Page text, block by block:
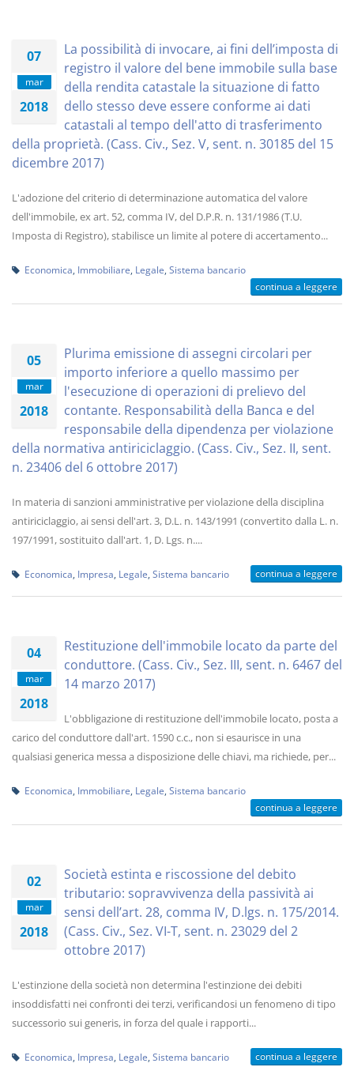
07
mar
2018
La possibilità di invocare, ai fini dell’imposta di
registro il valore del bene immobile sulla base
della rendita catastale la situazione di fatto
dello stesso deve essere conforme ai dati
catastali al tempo dell'atto di trasferimento
della proprietà. (Cass. Civ., Sez. V, sent. n. 30185 del 15
dicembre 2017)
L'adozione del criterio di determinazione automatica del valore
dell'immobile, ex art. 52, comma IV, del D.P.R. n. 131/1986 (T.U.
Imposta di Registro), stabilisce un limite al potere di accertamento...
Economica Immobiliare Legale Sistema bancario
continua a leggere
05
mar
2018
Plurima emissione di assegni circolari per
importo inferiore a quello massimo per
l'esecuzione di operazioni di prelievo del
contante. Responsabilità della Banca e del
responsabile della dipendenza per violazione
della normativa antiriciclaggio. (Cass. Civ., Sez. II, sent.
n. 23406 del 6 ottobre 2017)
In materia di sanzioni amministrative per violazione della disciplina
antiriciclaggio, ai sensi dell'art. 3, D.L. n. 143/1991 (convertito dalla L. n.
197/1991, sostituito dall'art. 1, D. Lgs. n....
Economica Impresa Legale Sistema bancario continua a leggere
04
mar
2018
Restituzione dell'immobile locato da parte del
conduttore. (Cass. Civ., Sez. III, sent. n. 6467 del
14 marzo 2017)
L'obbligazione di restituzione dell'immobile locato, posta a
carico del conduttore dall'art. 1590 c.c., non si esaurisce in una
qualsiasi generica messa a disposizione delle chiavi, ma richiede, per...
Economica Immobiliare Legale Sistema bancario
continua a leggere
02
mar
2018
Società estinta e riscossione del debito
tributario: sopravvivenza della passività ai
sensi dell’art. 28, comma IV, D.lgs. n. 175/2014.
(Cass. Civ., Sez. VI-T, sent. n. 23029 del 2
ottobre 2017)
L'estinzione della società non determina l'estinzione dei debiti
insoddisfatti nei confronti dei terzi, verificandosi un fenomeno di tipo
successorio sui generis, in forza del quale i rapporti...
Economica Impresa Legale Sistema bancario continua a leggere